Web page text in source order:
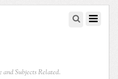
Subjects Related.